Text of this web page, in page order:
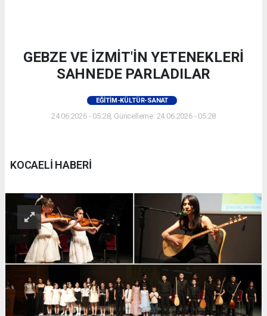
GEBZE VE İZMİT'İN YETENEKLERİ
SAHNEDE PARLADILAR
EĞITIM-KÜLTÜR-SANAT
24.06.2026 - 05:28, Güncelleme: 24.06.2026 - 05:28
KOCAELİ HABERİ